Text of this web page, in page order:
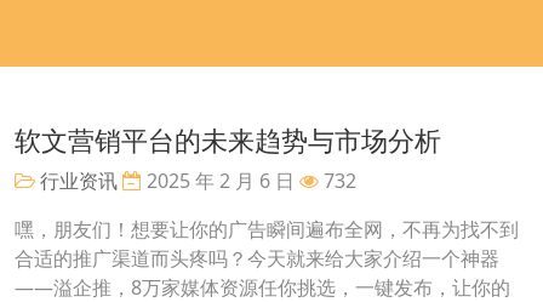
软文营销平台的未来趋势与市场分析
行业资讯 2025 年 2 月 6 日
732
嘿，朋友们！想要让你的广告瞬间遍布全网，不再为找不到
合适的推广渠道而头疼吗？今天就来给大家介绍一个神器
——溢企推，8万家媒体资源任你挑选，一键发布，让你的